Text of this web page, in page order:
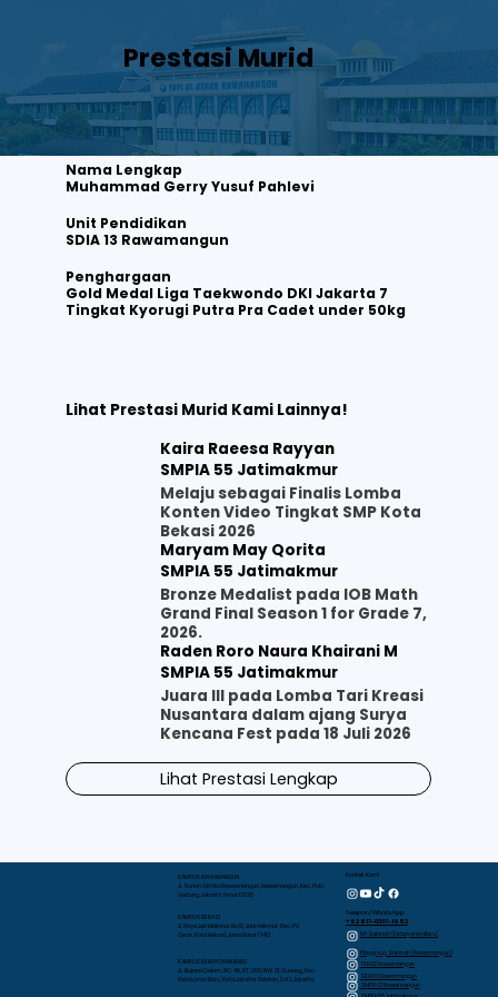
Muhammad Gerry Yusuf Pahlevi
Lihat selengkapnya
Prestasi Murid
Nama Lengkap
Muhammad Gerry Yusuf Pahlevi
Unit Pendidikan
SDIA 13 Rawamangun
Penghargaan
Gold Medal Liga Taekwondo DKI Jakarta 7
Tingkat Kyorugi Putra Pra Cadet under 50kg
Lihat Prestasi Murid Kami Lainnya!
Kaira Raeesa Rayyan
SMPIA 55 Jatimakmur
Melaju sebagai Finalis Lomba
Konten Video Tingkat SMP Kota
Bekasi 2026
Maryam May Qorita
SMPIA 55 Jatimakmur
Bronze Medalist pada IOB Math
Grand Final Season 1 for Grade 7,
2026.
Raden Roro Naura Khairani M
SMPIA 55 Jatimakmur
Juara III pada Lomba Tari Kreasi
Nusantara dalam ajang Surya
Kencana Fest pada 18 Juli 2026
Lihat Prestasi Lengkap
KAMPUS RAWAMANGUN
Jl. Sunan Giri No.1 Rawamangun, Rawamangun, Kec. Pulo
Gadung, Jakarta Timur 13220
KAMPUS BEKASI
Jl. Raya Jati Makmur No.10, Jatimakmur, Kec. Pd.
Gede, Kota Bekasi, Jawa Barat 17413
KAMPUS KEBAYORAN BARU
JL. Bujana Dalam, NO. 48, RT. 009, RW. 01, Gunung, Kec.
Kebayoran Baru, Kota Jakarta Selatan, D.K.I. Jakarta
Kontak Kami
Telepon/WhatsApp
+62 817-0337-1952
RA Sakinah (Kebayoran Baru)
Playgroup Sakinah (Rawamangun)
TKIA 13 Rawamangun
SDIA 13 Rawamangun
SMPIA 12 Rawamangun